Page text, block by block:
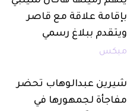
بإقامة علاقة مع قاصر
ويتقدم ببلاغ رسمي
ميكس
شيرين عبدالوهاب تحضر
مفاجأة لجمهورها في